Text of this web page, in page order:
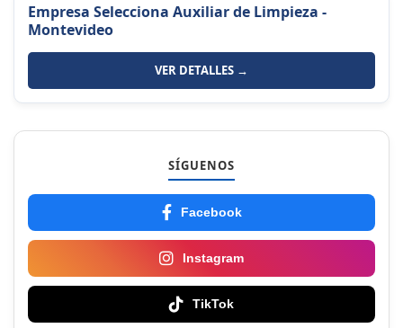
Empresa Selecciona Auxiliar de Limpieza -
Montevideo
VER DETALLES →
SÍGUENOS
Facebook
Instagram
TikTok